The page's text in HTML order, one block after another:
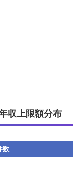
収上限額分布
数